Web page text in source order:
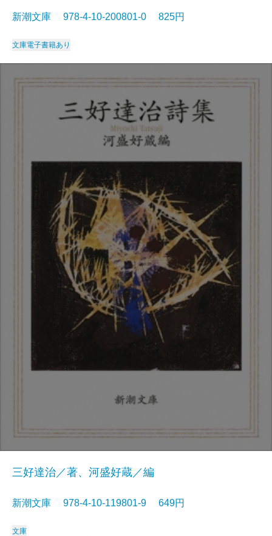
新潮文庫 978-4-10-200801-0 825円
文庫電子書籍あり
三好達治／著、河盛好蔵／編
新潮文庫 978-4-10-119801-9 649円
文庫